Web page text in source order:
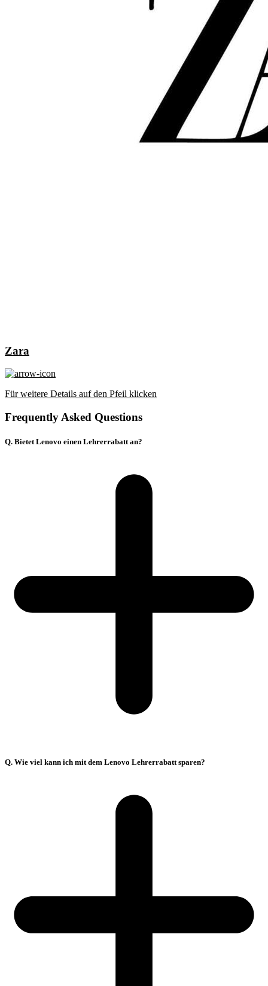
Zara
Für weitere Details auf den Pfeil klicken
Frequently Asked Questions
Q. Bietet Lenovo einen Lehrerrabatt an?
Q. Wie viel kann ich mit dem Lenovo Lehrerrabatt sparen?